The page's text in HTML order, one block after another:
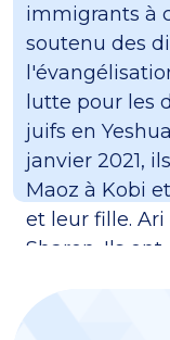
immigrants à
soutenu des
lutte pour les
juifs en
janvier 2021,
Maoz à Kobi
et leur fille.
Sharon. Ils